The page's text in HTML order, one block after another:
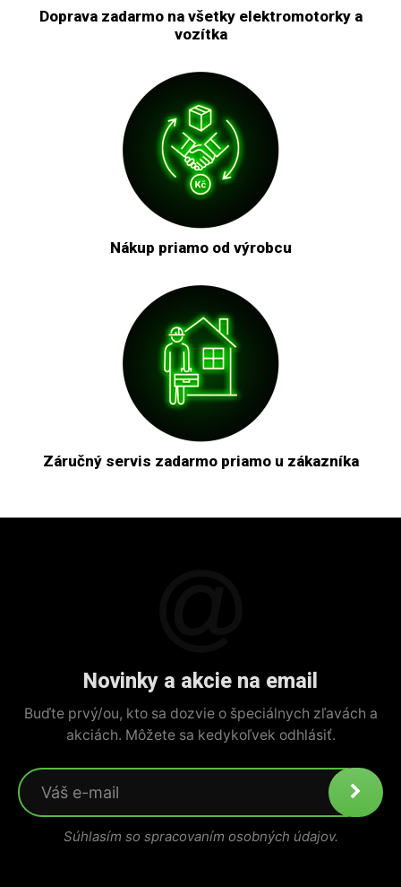
Doprava zadarmo na všetky elektromotorky a
vozítka
Nákup priamo od výrobcu
Záručný servis zadarmo priamo u zákazníka
Novinky a akcie na email
Buďte prvý/ou, kto sa dozvie o špeciálnych zľavách a
akciách. Môžete sa kedykoľvek odhlásiť.
Súhlasím so spracovaním osobných údajov.